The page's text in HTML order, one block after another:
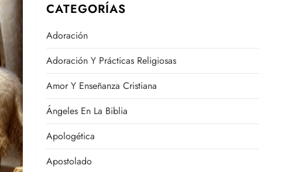
CATEGORÍAS
Adoración
Adoración Y Prácticas Religiosas
Amor Y Enseñanza Cristiana
Ángeles En La Biblia
Apologética
Apostolado